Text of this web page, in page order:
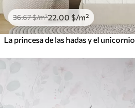
36.67$/m²22.00 $/m²
La princesa de las hadas y el unicornio